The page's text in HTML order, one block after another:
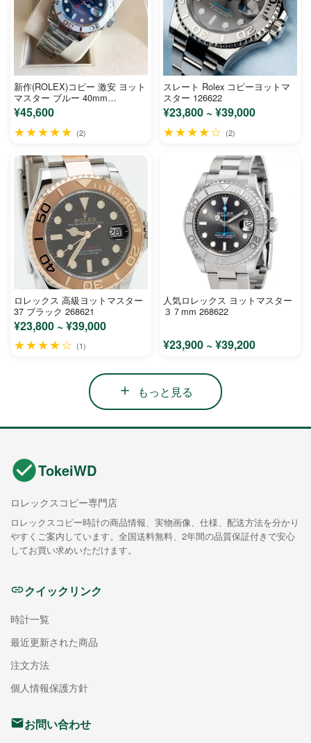
新作(ROLEX)コピー 激安 ヨット
マスター ブルー 40mm
M126622-0002
¥45,600
★★★★★ (2)
スレート Rolex コピーヨットマ
スター 126622
¥23,800 ~ ¥39,000
★★★★☆ (2)
ロレックス 高級ヨットマスター
37 ブラック 268621
¥23,800 ~ ¥39,000
★★★★☆ (1)
人気ロレックス ヨットマスター
３７mm 268622
¥23,900 ~ ¥39,200
もっと見る
TokeiWD
ロレックスコピー専門店
ロレックスコピー時計の商品情報、実物画像、仕様、配送方法を分かり
やすくご案内しています。全国送料無料、2年間の品質保証付きで安心
してお買い求めいただけます。
クイックリンク
時計一覧
最近更新された商品
注文方法
個人情報保護方針
お問い合わせ